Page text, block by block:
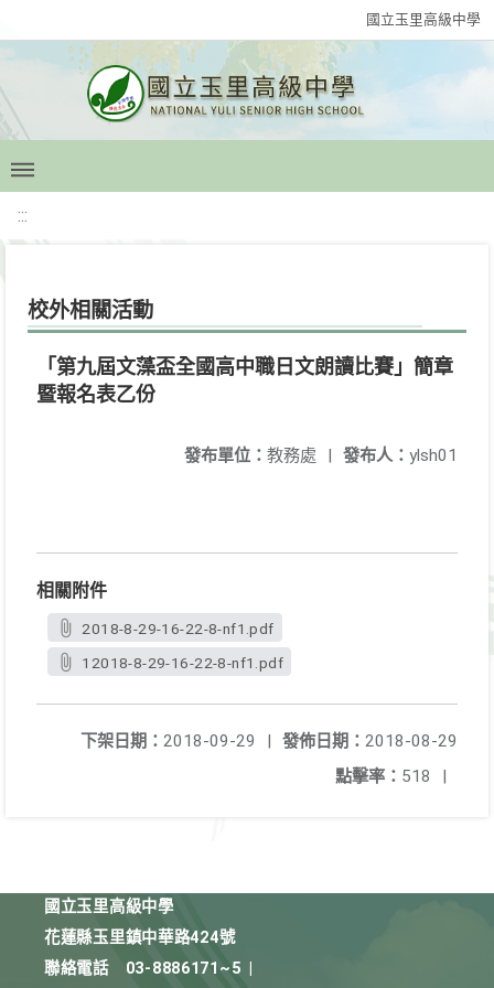
國立玉里高級中學
:::
校外相關活動
「第九屆文藻盃全國高中職日文朗讀比賽」簡章
暨報名表乙份
發布人： ylsh01
發布單位： 教務處 |
相關附件
2018-8-29-16-22-8-nf1.pdf
12018-8-29-16-22-8-nf1.pdf
發佈日期： 2018-08-29
下架日期： 2018-09-29
|
點擊率： 518 |
國立玉里高級中學
花蓮縣玉里鎮中華路424號
聯絡電話
03-8886171~5